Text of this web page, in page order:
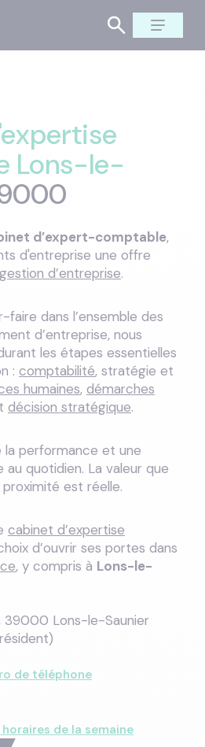
Lons-le-
d’expert-comptable,
d'entreprise une offre
gestion d’entreprise.
dans l’ensemble des
d’entreprise, nous
les étapes essentielles
: comptabilité, stratégie et
humaines, démarches
décision stratégique.
la performance et une
au quotidien. La valeur que
est réelle.
cabinet d’expertise
d’ouvrir ses portes dans
, y compris à Lons-le-
39000 Lons-le-Saunier
de téléphone
de la semaine